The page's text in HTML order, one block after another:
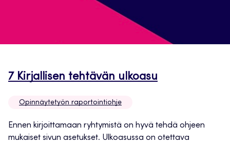
7 Kirjallisen tehtävän ulkoasu
Opinnäytetyön raportointiohje
Ennen kirjoittamaan ryhtymistä on hyvä tehdä ohjeen
mukaiset sivun asetukset. Ulkoasussa on otettava